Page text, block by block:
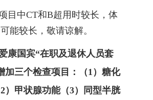
目中CT和B超用时较长，体
能较长，敬请谅解。
康国宾“在职及退休人员套
加三个检查项目：（1）糖化
）甲状腺功能（3）同型半胱